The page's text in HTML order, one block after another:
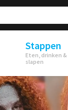
Stappen
Eten, drinken &
slapen